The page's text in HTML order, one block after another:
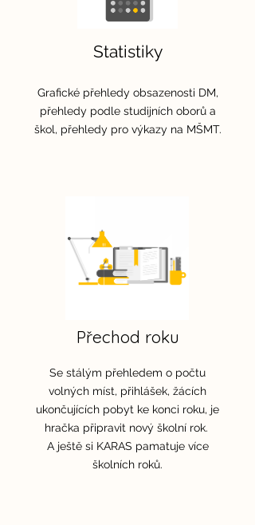
Statistiky
Grafické přehledy obsazenosti DM,
přehledy podle studijních oborů a
škol, přehledy pro výkazy na MŠMT.
Přechod roku
Se stálým přehledem o počtu
volných míst, přihlášek, žácích
ukončujících pobyt ke konci roku, je
hračka připravit nový školní rok.
A ještě si KARAS pamatuje více
školních roků.